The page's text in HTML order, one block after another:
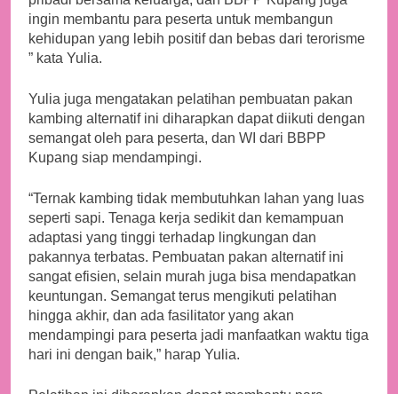
ingin membantu para peserta untuk membangun
kehidupan yang lebih positif dan bebas dari terorisme
” kata Yulia.
Yulia juga mengatakan pelatihan pembuatan pakan
kambing alternatif ini diharapkan dapat diikuti dengan
semangat oleh para peserta, dan WI dari BBPP
Kupang siap mendampingi.
“Ternak kambing tidak membutuhkan lahan yang luas
seperti sapi. Tenaga kerja sedikit dan kemampuan
adaptasi yang tinggi terhadap lingkungan dan
pakannya terbatas. Pembuatan pakan alternatif ini
sangat efisien, selain murah juga bisa mendapatkan
keuntungan. Semangat terus mengikuti pelatihan
hingga akhir, dan ada fasilitator yang akan
mendampingi para peserta jadi manfaatkan waktu tiga
hari ini dengan baik,” harap Yulia.